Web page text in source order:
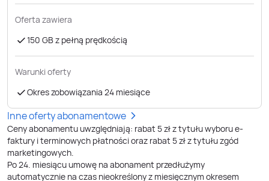
Oferta zawiera
150 GB z pełną prędkością
Warunki oferty
Okres zobowiązania 24 miesiące
Inne oferty abonamentowe
Ceny abonamentu uwzględniają: rabat 5 zł z tytułu wyboru e-
faktury i terminowych płatności oraz rabat 5 zł z tytułu zgód
marketingowych.
Po24. miesiącu umowę na abonament przedłużymy
automatycznie na czas nieokreślony z miesięcznym okresem